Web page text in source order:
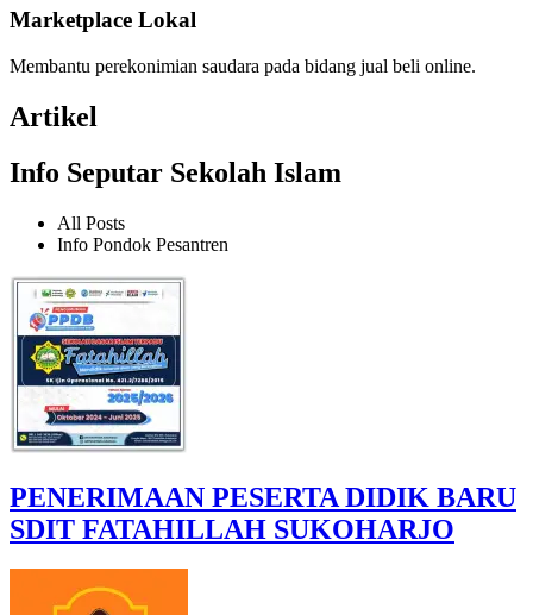
Marketplace Lokal
Membantu perekonimian saudara pada bidang jual beli online.
Artikel
Info Seputar Sekolah Islam
All Posts
Info Pondok Pesantren
PENERIMAAN PESERTA DIDIK BARU
SDIT FATAHILLAH SUKOHARJO